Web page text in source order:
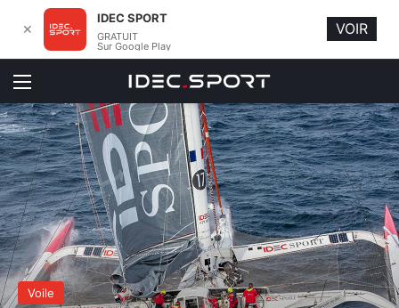
Menu
Voile
✕
IDEC SPORT
GRATUIT
Sur Google Play
VOIR